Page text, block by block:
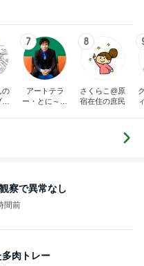
の
7
アートテラ
ー・とに～の
8
さくらこ@原
宿在住の庶民
察で異常なし
間前
肉トレー